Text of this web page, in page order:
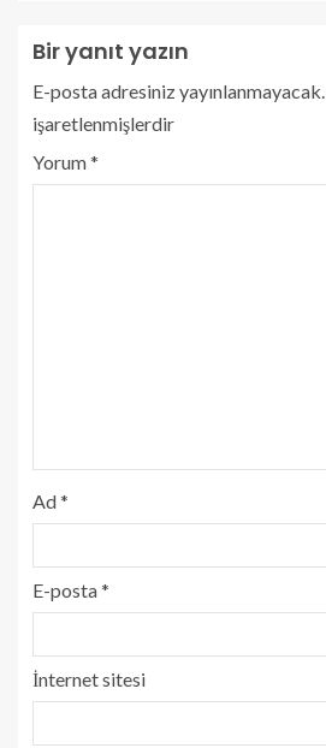
Bir yanıt yazın
E-posta adresiniz yayınlanmayacak.
işaretlenmişlerdir
Yorum*
Ad*
E-posta*
İnternet sitesi